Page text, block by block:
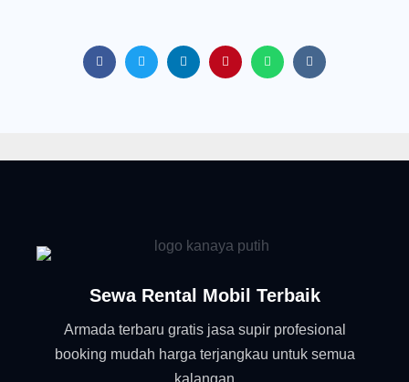
Sewa Rental Mobil Terbaik
Armada terbaru gratis jasa supir profesional
booking mudah harga terjangkau untuk semua
kalangan